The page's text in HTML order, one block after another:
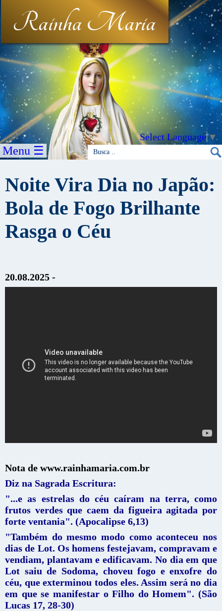
Rainha Maria
Select Language▼
Menu ☰
Noite Vira Dia no Japão:
Bola de Fogo Brilhante
Rasga o Céu
20.08.2025 -
Nota de www.rainhamaria.com.br
Diz na Sagrada Escritura:
"...e as estrelas do céu caíram na terra, como
frutos verdes que caem da figueira agitada por
forte ventania". (Apocalipse 6,13)
"Também do mesmo modo como aconteceu nos
dias de Lot. Os homens festejavam, compravam e
vendiam, plantavam e edificavam. No dia em que
Lot saiu de Sodoma, choveu fogo e enxofre do
céu, que exterminou todos eles. Assim será no dia
em que se manifestar o Filho do Homem". (São
Lucas 17, 28-30)